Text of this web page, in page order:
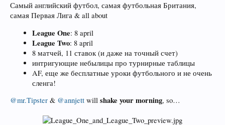
Самый английский футбол, самая футбольная Британия,
самая Первая Лига & all about
League One: 8 april
League Two: 8 april
8 матчей, 11 ставок (и даже на точный счет)
интригующие небылицы про турнирные таблицы
AF, еще же бесплатные уроки футбольного и не очень
сленга!
@mr.Tipster & @annjett will shake your morning, so…